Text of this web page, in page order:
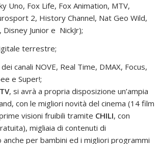
Uno, Fox Life, Fox Animation, MTV,
2, History Channel, Nat Geo Wild,
Disney Junior e NickJr);
terrestre;
canali NOVE, Real Time, DMAX, Focus,
e Super!;
, si avrà a propria disposizione un’ampia
con le migliori novità del cinema (14 film
visioni fruibili tramite CHILI, con
migliaia di contenuti di
per bambini ed i migliori programmi